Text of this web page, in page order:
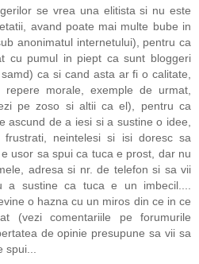
se vrea una elitista si nu este
avand poate mai multe bube in
anonimatul internetului), pentru ca
cu pumul in piept ca sunt bloggeri
ca si cand asta ar fi o calitate,
morale, exemple de urmat,
pe zoso si altii ca el), pentru ca
ascund de a iesi si a sustine o idee,
neintelesi si isi doresc sa
usor sa spui ca tuca e prost, dar nu
adresa si nr. de telefon si sa vii
a sustine ca tuca e un imbecil....
o hazna cu un miros din ce in ce
(vezi comentariile pe forumurile
de opinie presupune sa vii sa